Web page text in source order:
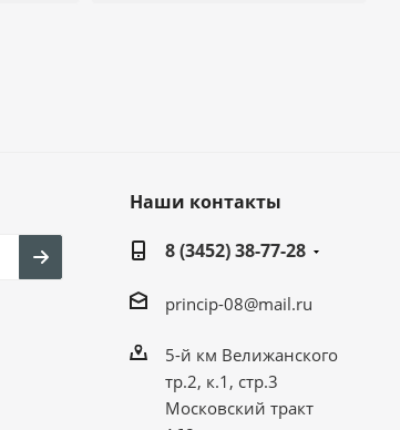
Наши контакты
8 (3452) 38-77-28
princip-08@mail.ru
5-й км Велижанского
тр.2, к.1, стр.3
Московский тракт